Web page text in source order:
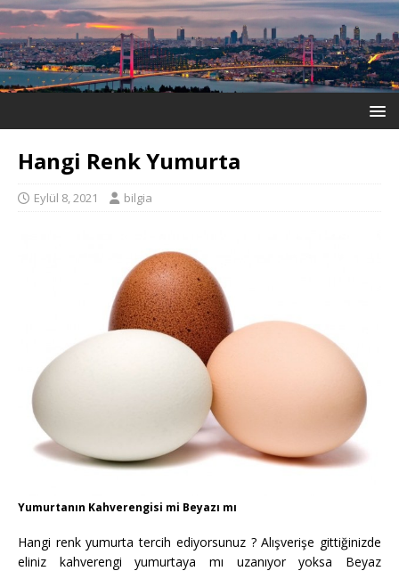
Hangi Renk Yumurta
Eylül 8, 2021 bilgia
Yumurtanın Kahverengisi mi Beyazı mı
Hangi renk yumurta tercih ediyorsunuz ? Alışverişe gittiğinizde
eliniz kahverengi yumurtaya mı uzanıyor yoksa Beyaz